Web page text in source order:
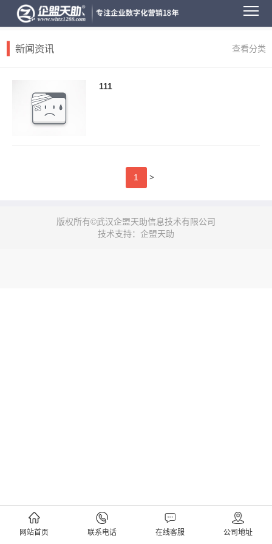
新闻资讯 查看分类
111
1 >
版权所有©武汉企盟天助信息技术有限公司
技术支持：企盟天助
网站首页 联系电话 在线客服 公司地址